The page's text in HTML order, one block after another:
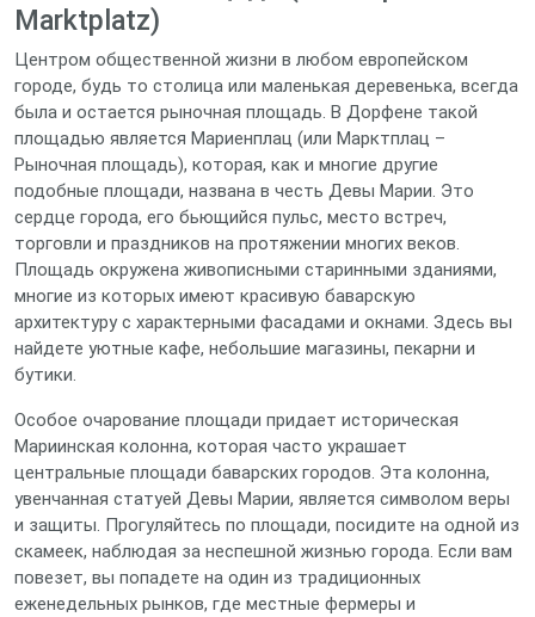
Marktplatz)
Центром общественной жизни в любом европейском
городе, будь то столица или маленькая деревенька, всегда
была и остается рыночная площадь. В Дорфене такой
площадью является Мариенплац (или Марктплац –
Рыночная площадь), которая, как и многие другие
подобные площади, названа в честь Девы Марии. Это
сердце города, его бьющийся пульс, место встреч,
торговли и праздников на протяжении многих веков.
Площадь окружена живописными старинными зданиями,
многие из которых имеют красивую баварскую
архитектуру с характерными фасадами и окнами. Здесь вы
найдете уютные кафе, небольшие магазины, пекарни и
бутики.
Особое очарование площади придает историческая
Мариинская колонна, которая часто украшает
центральные площади баварских городов. Эта колонна,
увенчанная статуей Девы Марии, является символом веры
и защиты. Прогуляйтесь по площади, посидите на одной из
скамеек, наблюдая за неспешной жизнью города. Если вам
повезет, вы попадете на один из традиционных
еженедельных рынков, где местные фермеры и